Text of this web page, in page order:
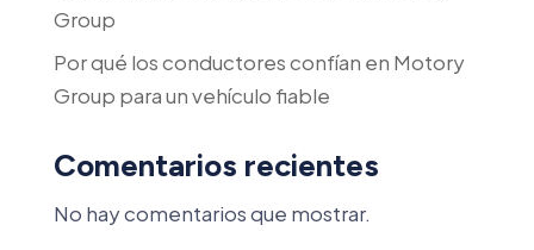
Group
Por qué los conductores confían en Motory
Group para un vehículo fiable
Comentarios recientes
No hay comentarios que mostrar.